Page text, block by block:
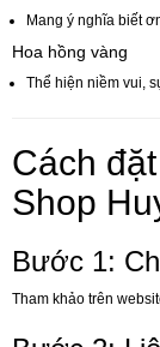
Mang ý nghĩa biết
Hoa hồng vàng
Thể hiện niềm vui,
Cách
Shop
Bước 1:
Tham khảo trên